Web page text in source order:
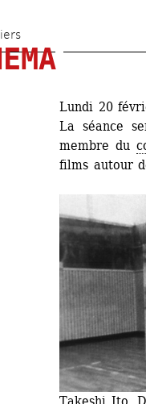
Lundi 20
La séance
membre du
films autour